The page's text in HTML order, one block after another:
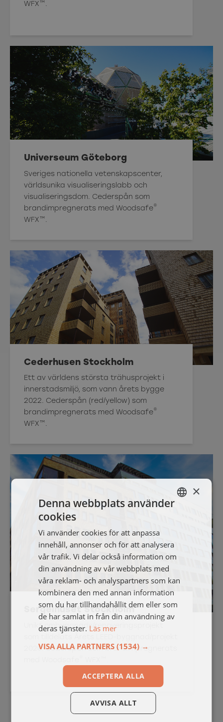
WFX™.
Universeum Göteborg
Sveriges nationella vetenskapscenter,
världsunika visualiseringslabb och
visualiseringsdom. Cederspån som
brandimpregnerats med Woodsafe®
WFX™.
Cederhusen Stockholm
Ett av världens största trähusprojekt i
innerstadsmiljö, som vann årets bygge
2022. Cederspån (red/yellow) som
brandimpregnerats med Woodsafe®
WFX™.
Sergelhuset Stockholm
Unikt ombyggnads/renoveringsprojekt
2020. Cederspån som brandimpregnerats
×
Denna webbplats använder
cookies
Vi använder cookies för att anpassa
innehåll, annonser och för att analysera
vår trafik. Vi delar också information om
din användning av vår webbplats med
våra reklam- och analyspartners som kan
kombinera den med annan information
som du har tillhandahållit dem eller som
de har samlat in från din användning av
deras tjänster. Läs mer
VISA ALLA PARTNERS (1534) →
ACCEPTERA ALLA
AVVISA ALLT